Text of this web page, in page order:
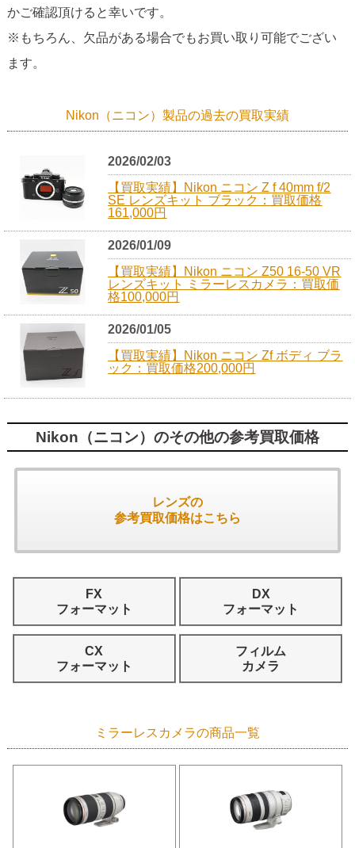
かご確認頂けると幸いです。
※もちろん、欠品がある場合でもお買い取り可能でござい
ます。
Nikon（ニコン）製品の過去の買取実績
2026/02/03
【買取実績】Nikon ニコン Z f 40mm f/2
SE レンズキット ブラック：買取価格
161,000円
2026/01/09
【買取実績】Nikon ニコン Z50 16-50 VR
レンズキット ミラーレスカメラ：買取価
格100,000円
2026/01/05
【買取実績】Nikon ニコン Zf ボディ ブラ
ック：買取価格200,000円
Nikon（ニコン）のその他の参考買取価格
レンズの
参考買取価格はこちら
FX
フォーマット
DX
フォーマット
CX
フォーマット
フィルム
カメラ
ミラーレスカメラの商品一覧